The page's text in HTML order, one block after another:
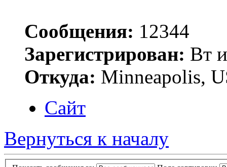
Сообщения: 12344
Зарегистрирован: Вт
Откуда: Minneapolis,
Сайт
Вернуться к началу